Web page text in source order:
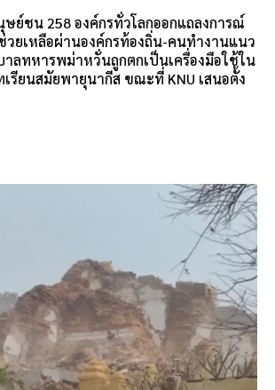
ย์ชน 258 องค์กรทั่วโลกออกแถลงการณ์
วยเหลือผ่านองค์กรท้องถิ่น-คนทำงานแนว
าลทหารพม่าหวั่นถูกตกเป็นเครื่องมือใช้ใน
รียนสมัยพายุนากีส ขณะที่ KNU เสนอตั้ง